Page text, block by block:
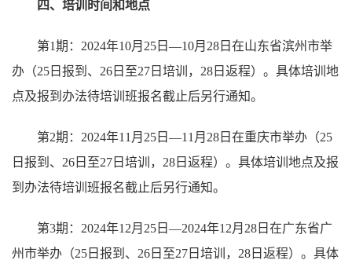
四、培训时间和地点
第1期：2024年10月25日—10月28日在山东省滨州市举
办（25日报到、26日至27日培训，28日返程）。具体培训地
点及报到办法待培训班报名截止后另行通知。
第2期：2024年11月25日—11月28日在重庆市举办（25
日报到、26日至27日培训，28日返程）。具体培训地点及报
到办法待培训班报名截止后另行通知。
第3期：2024年12月25日—2024年12月28日在广东省广
州市举办（25日报到、26日至27日培训，28日返程）。具体